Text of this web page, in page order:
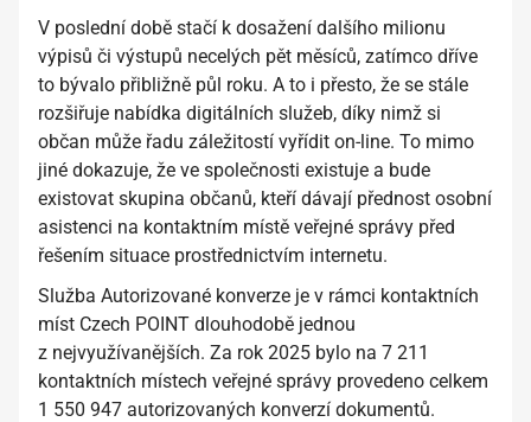
V poslední době stačí k dosažení dalšího milionu
výpisů či výstupů necelých pět měsíců, zatímco dříve
to bývalo přibližně půl roku. A to i přesto, že se stále
rozšiřuje nabídka digitálních služeb, díky nimž si
občan může řadu záležitostí vyřídit on-line. To mimo
jiné dokazuje, že ve společnosti existuje a bude
existovat skupina občanů, kteří dávají přednost osobní
asistenci na kontaktním místě veřejné správy před
řešením situace prostřednictvím internetu.
Služba Autorizované konverze je v rámci kontaktních
míst Czech POINT dlouhodobě jednou
z nejvyužívanějších. Za rok 2025 bylo na 7 211
kontaktních místech veřejné správy provedeno celkem
1 550 947 autorizovaných konverzí dokumentů.